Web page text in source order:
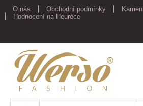
O nás Obchodní podmínky
Hodnocení na Heuréce
Werso